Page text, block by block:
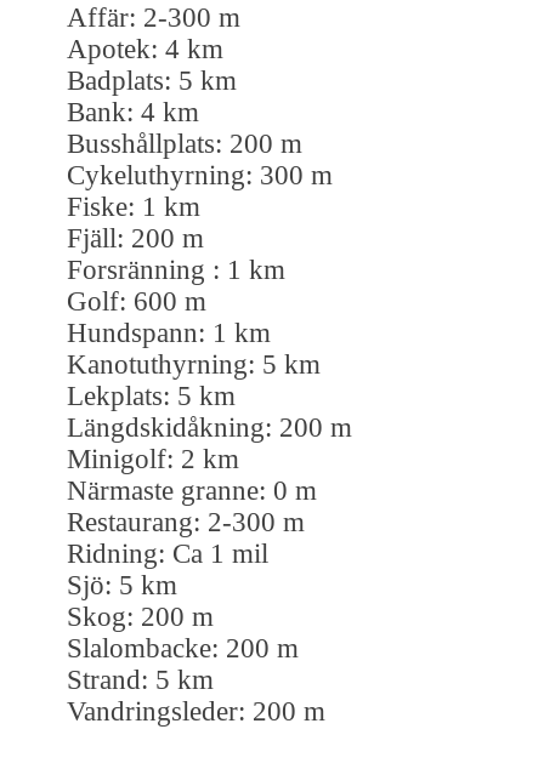
Affär: 2-300 m
Apotek: 4 km
Badplats: 5 km
Bank: 4 km
Busshållplats: 200 m
Cykeluthyrning: 300 m
Fiske: 1 km
Fjäll: 200 m
Forsränning : 1 km
Golf: 600 m
Hundspann: 1 km
Kanotuthyrning: 5 km
Lekplats: 5 km
Längdskidåkning: 200 m
Minigolf: 2 km
Närmaste granne: 0 m
Restaurang: 2-300 m
Ridning: Ca 1 mil
Sjö: 5 km
Skog: 200 m
Slalombacke: 200 m
Strand: 5 km
Vandringsleder: 200 m